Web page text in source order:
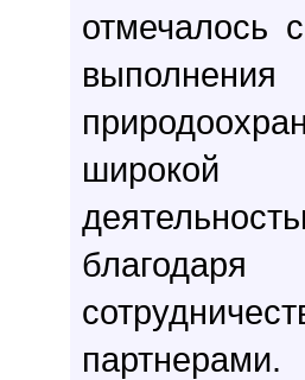
отмечалось
широкой